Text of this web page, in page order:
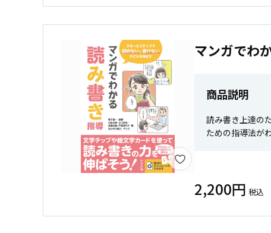
マンガでわ
商品説明
読み書き上達の
ための指導法が
2,200円 税込